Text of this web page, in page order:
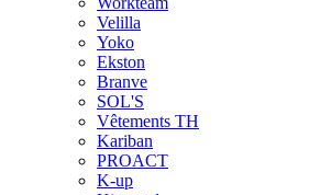
Velilla
Yoko
Ekston
Branve
SOL'S
Vêtements TH
Kariban
PROACT
K-up